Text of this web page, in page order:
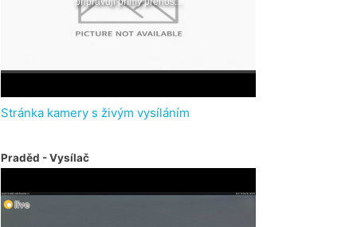
Stránka kamery s živým vysíláním
Praděd - Vysílač